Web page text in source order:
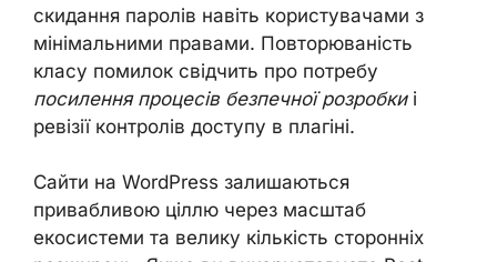
скидання паролів навіть користувачами з
мінімальними правами. Повторюваність
класу помилок свідчить про потребу
посилення процесів безпечної розробкиі
ревізії контролів доступу в плагіні.
Сайти на WordPress залишаються
привабливою ціллю через масштаб
екосистеми та велику кількість сторонніх